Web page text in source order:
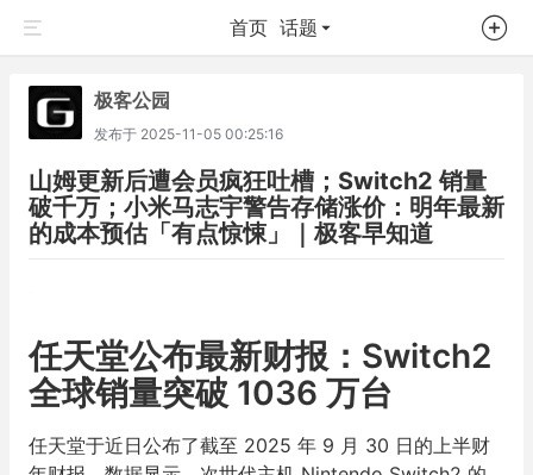
首页 话题
极客公园
发布于 2025-11-05 00:25:16
山姆更新后遭会员疯狂吐槽；Switch2 销量
破千万；小米马志宇警告存储涨价：明年最新
的成本预估「有点惊悚」｜极客早知道
任天堂公布最新财报：Switch2
全球销量突破 1036 万台
任天堂于近日公布了截至 2025 年 9 月 30 日的上半财